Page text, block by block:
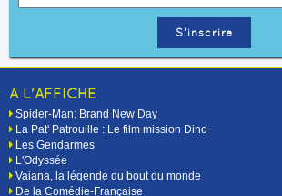
A L'AFFICHE
Spider-Man: Brand New Day
La Pat' Patrouille : Le film mission Dino
Les Gendarmes
L'Odyssée
Vaiana, la légende du bout du monde
De la Comédie-Française